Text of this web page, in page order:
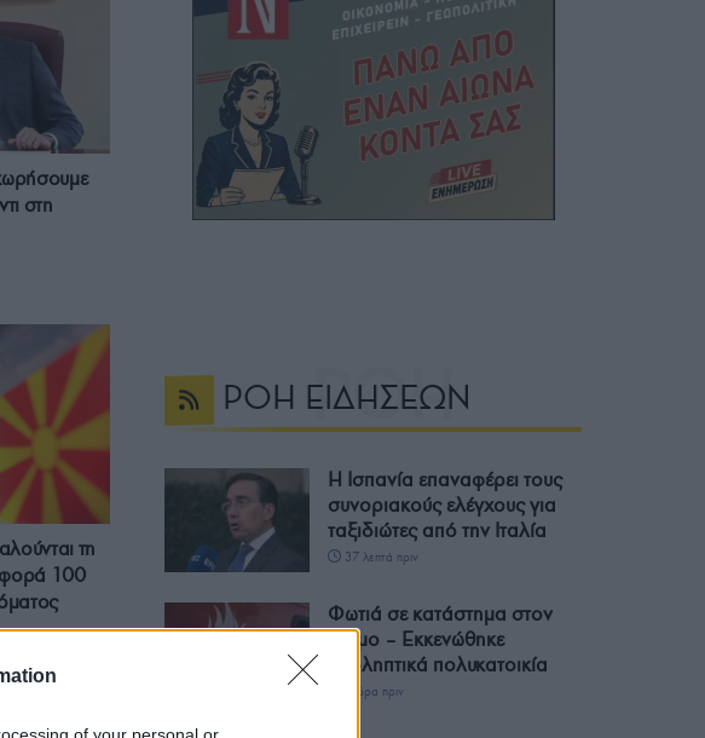
of your personal or
στη
τη
100
ΡΟΗ ΕΙΔΗΣΕΩΝ
Η Ισπανία επαναφέρει τους
συνοριακούς ελέγχους για
ταξιδιώτες από την Ιταλία
37 λεπτά πριν
Φωτιά σε κατάστημα στον
Άλιμο – Εκκενώθηκε
προληπτικά πολυκατοικία
1 ώρα πριν